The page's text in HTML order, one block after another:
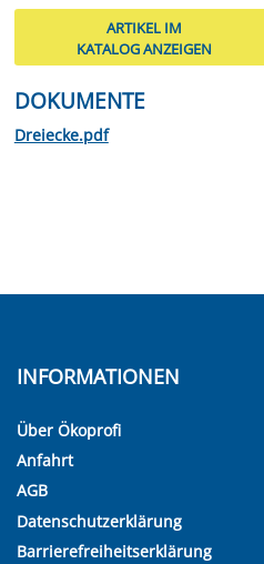
ARTIKEL IM
KATALOG ANZEIGEN
DOKUMENTE
Dreiecke.pdf
INFORMATIONEN
Über Ökoprofi
Anfahrt
AGB
Datenschutzerklärung
Barrierefreiheitserklärung